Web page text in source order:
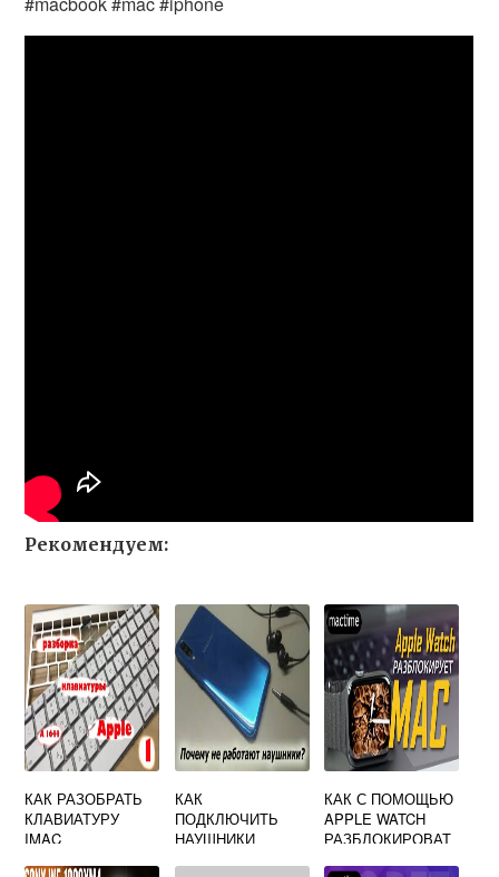
Рекомендуем:
КАК РАЗОБРАТЬ
КЛАВИАТУРУ
IMAC
КАК
ПОДКЛЮЧИТЬ
НАУШНИКИ
КАК С ПОМОЩЬЮ
APPLE WATCH
РАЗБЛОКИРОВАТ